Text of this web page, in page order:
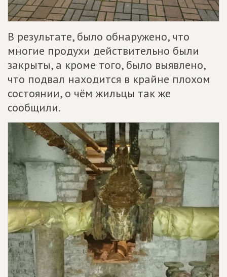
В результате, было обнаружено, что
многие продухи действительно были
закрыты, а кроме того, было выявлено,
что подвал находится в крайне плохом
состоянии, о чём жильцы так же
сообщили.